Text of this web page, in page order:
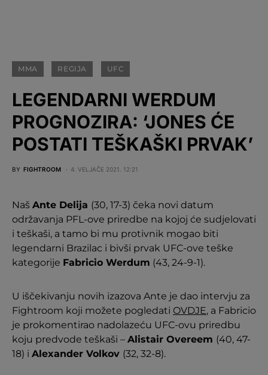
MMA REGIJA UFC
LEGENDARNI WERDUM
PROGNOZIRA: ‘JONES ĆE
POSTATI TEŠKAŠKI PRVAK’
BY FIGHTROOM 4. VELJAČE 2021. 12:21
Naš Ante Delija (30, 17-3) čeka novi datum
održavanja PFL-ove priredbe na kojoj će sudjelovati
i teškaši, a tamo bi mu protivnik mogao biti
legendarni Brazilac i bivši prvak UFC-ove teške
kategorije Fabricio Werdum (43, 24-9-1).
U iščekivanju novih izazova Ante je dao intervju za
Fightroom koji možete pogledati OVDJE, a Fabricio
je prokomentirao nadolazeću UFC-ovu priredbu
koju predvode teškaši – Alistair Overeem (40, 47-
18) i Alexander Volkov (32, 32-8).